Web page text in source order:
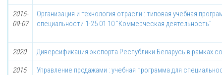
2015-
09-07
Организация и технология отрасли : типовая учебная
специальности 1-25 01 10 "Коммерческая деятельность"
2020 Диверсификация экспорта Республики Беларусь в рамках
2015
Управление продажами : учебная программа для